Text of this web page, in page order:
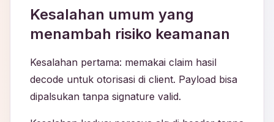
Kesalahan umum yang
menambah risiko keamanan
Kesalahan pertama: memakai claim hasil
decode untuk otorisasi di client. Payload bisa
dipalsukan tanpa signature valid.